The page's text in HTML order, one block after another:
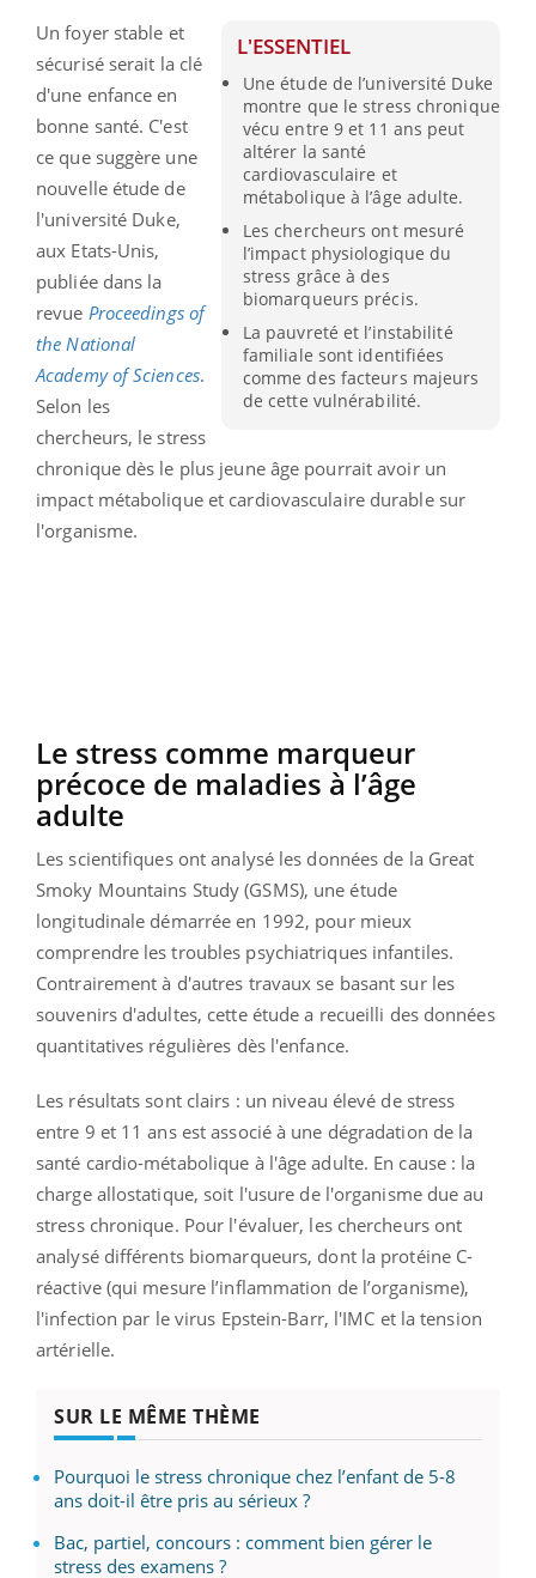
L'ESSENTIEL
Une étude de l’université Duke
montre que le stress chronique
vécu entre 9 et 11 ans peut
altérer la santé
cardiovasculaire et
métabolique à l’âge adulte.
Les chercheurs ont mesuré
l’impact physiologique du
stress grâce à des
biomarqueurs précis.
La pauvreté et l’instabilité
familiale sont identifiées
comme des facteurs majeurs
de cette vulnérabilité.
Un foyer stable et
sécurisé serait la clé
d'une enfance en
bonne santé. C'est
ce que suggère une
nouvelle étude de
l'université Duke,
aux Etats-Unis,
publiée dans la
revue Proceedings of
the National
Academy of Sciences.
Selon les
chercheurs, le stress
chronique dès le plus jeune âge pourrait avoir un
impact métabolique et cardiovasculaire durable sur
l'organisme.
Le stress comme marqueur
précoce de maladies à l’âge
adulte
Les scientifiques ont analysé les données de la Great
Smoky Mountains Study (GSMS), une étude
longitudinale démarrée en 1992, pour mieux
comprendre les troubles psychiatriques infantiles.
Contrairement à d'autres travaux se basant sur les
souvenirs d'adultes, cette étude a recueilli des données
quantitatives régulières dès l'enfance.
Les résultats sont clairs : un niveau élevé de stress
entre 9 et 11 ans est associé à une dégradation de la
santé cardio-métabolique à l'âge adulte. En cause : la
charge allostatique, soit l'usure de l'organisme due au
stress chronique. Pour l'évaluer, les chercheurs ont
analysé différents biomarqueurs, dont la protéine C-
réactive (qui mesure l’inflammation de l’organisme),
l'infection par le virus Epstein-Barr, l'IMC et la tension
artérielle.
SUR LE MÊME THÈME
Pourquoi le stress chronique chez l’enfant de 5‑8
ans doit-il être pris au sérieux ?
Bac, partiel, concours : comment bien gérer le
stress des examens ?